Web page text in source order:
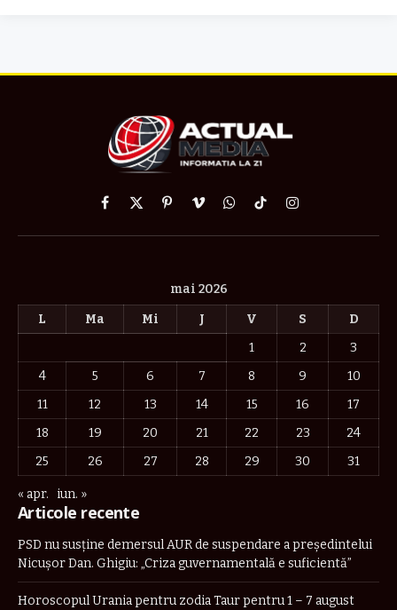
Facebook
X
PinterestVimeoWhatsApp
TikTokInstagram
mai 2026
L
Ma Mi J V S
D
1
2
3
4
5 6 7 8 9
10
11
12 13 14 15 16
17
18
19 20 21 22 23
24
25
26 27 28 29 30 31
« apr. iun. »
Articole recente
PSD nu susține demersul AUR de suspendare a președintelui
Nicușor Dan. Ghigiu: „Criza guvernamentală e suficientă”
Horoscopul Urania pentru zodia Taur pentru 1 – 7 august